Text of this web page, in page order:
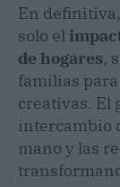
En
solo el
de hogares,
familias
creativas. El
intercambio
mano y las